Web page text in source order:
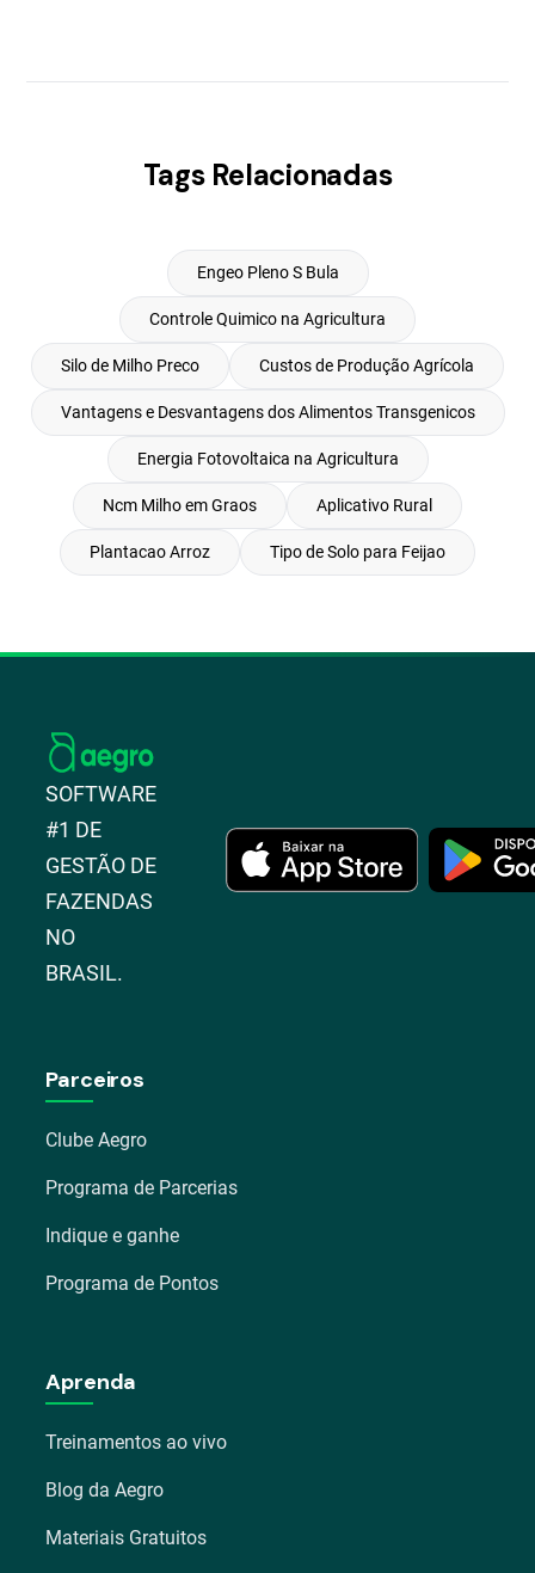
Tags Relacionadas
Engeo Pleno S Bula
Controle Quimico na Agricultura
Silo de Milho Preco Custos de Produção Agrícola
Vantagens e Desvantagens dos Alimentos Transgenicos
Energia Fotovoltaica na Agricultura
Ncm Milho em Graos Aplicativo Rural
Plantacao Arroz Tipo de Solo para Feijao
SOFTWARE
#1 DE
GESTÃO DE
FAZENDAS
NO
BRASIL.
Parceiros
Clube Aegro
Programa de Parcerias
Indique e ganhe
Programa de Pontos
Aprenda
Treinamentos ao vivo
Blog da Aegro
Materiais Gratuitos